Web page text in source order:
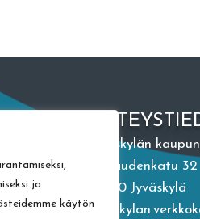
ja
käytön
Jyväskylän
Vapaudenkatu 32
40100 Jyväskylä